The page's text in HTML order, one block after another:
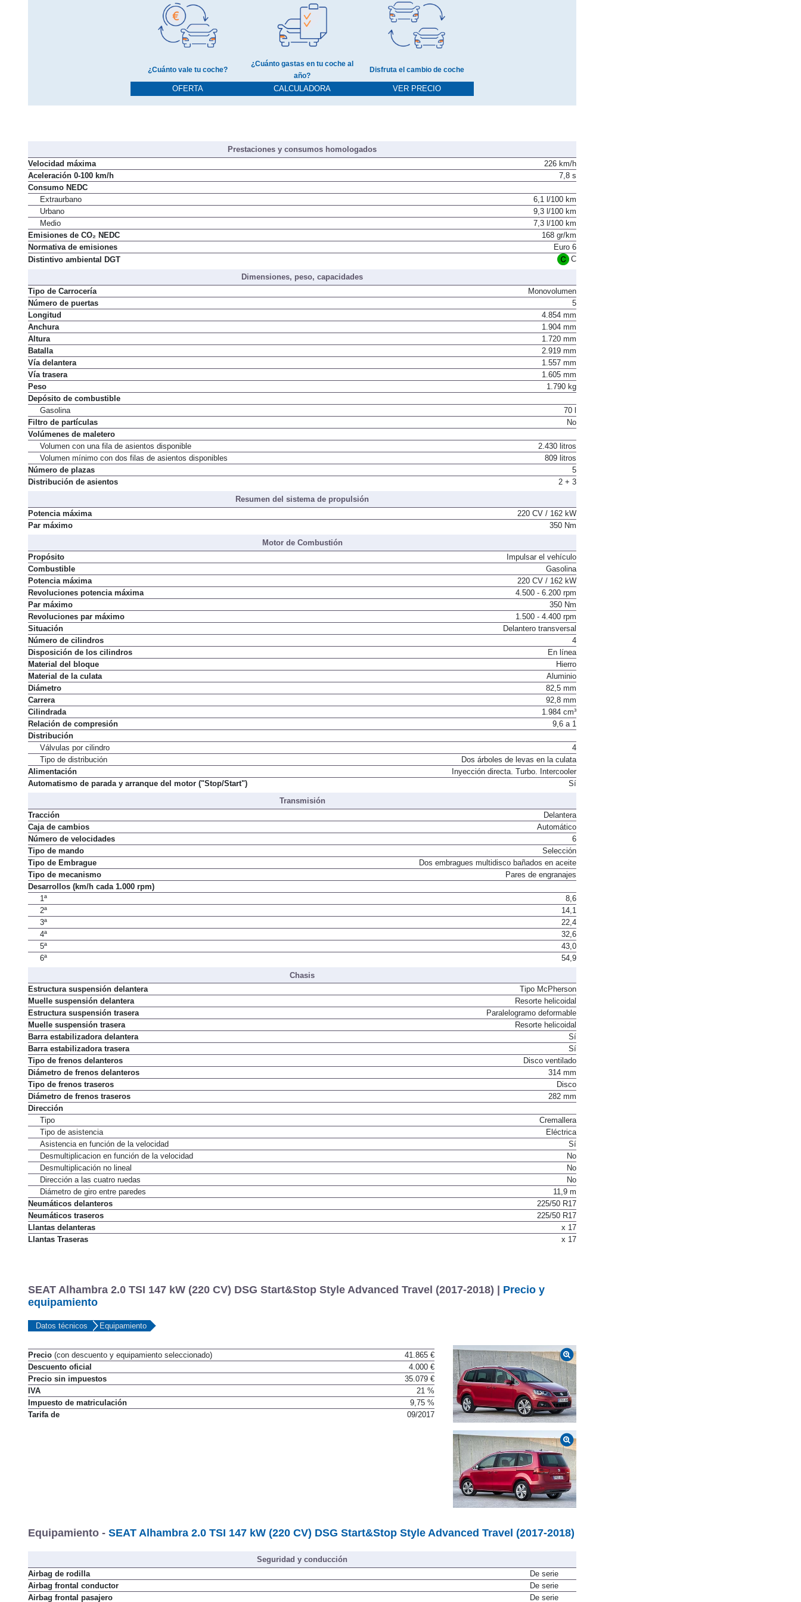
¿Cuánto vale tu coche?
OFERTA
¿Cuánto gastas en tu coche al
año?
CALCULADORA
Disfruta el cambio de coche
VER PRECIO
Prestaciones y consumos homologados
Velocidad máxima
226 km/h
Aceleración 0-100 km/h
7,8 s
Consumo NEDC
Extraurbano
6,1 l/100 km
Urbano
9,3 l/100 km
Medio
7,3 l/100 km
Emisiones de CO₂ NEDC
168 gr/km
Normativa de emisiones
Euro 6
Distintivo ambiental DGT
C
Dimensiones, peso, capacidades
Tipo de Carrocería
Monovolumen
Número de puertas
5
Longitud
4.854 mm
Anchura
1.904 mm
Altura
1.720 mm
Batalla
2.919 mm
Vía delantera
1.557 mm
Vía trasera
1.605 mm
Peso
1.790 kg
Depósito de combustible
Gasolina
70 l
Filtro de partículas
No
Volúmenes de maletero
Volumen con una fila de asientos disponible
2.430 litros
Volumen mínimo con dos filas de asientos disponibles
809 litros
Número de plazas
5
Distribución de asientos
2 + 3
Resumen del sistema de propulsión
Potencia máxima
220 CV / 162 kW
Par máximo
350 Nm
Motor de Combustión
Propósito
Impulsar el vehículo
Combustible
Gasolina
Potencia máxima
220 CV / 162 kW
Revoluciones potencia máxima
4.500 - 6.200 rpm
Par máximo
350 Nm
Revoluciones par máximo
1.500 - 4.400 rpm
Situación
Delantero transversal
Número de cilindros
4
Disposición de los cilindros
En línea
Material del bloque
Hierro
Material de la culata
Aluminio
Diámetro
82,5 mm
Carrera
92,8 mm
Cilindrada
1.984 cm³
Relación de compresión
9,6 a 1
Distribución
Válvulas por cilindro
4
Tipo de distribución
Dos árboles de levas en la culata
Alimentación
Inyección directa. Turbo. Intercooler
Automatismo de parada y arranque del motor ("Stop/Start")
Sí
Transmisión
Tracción
Delantera
Caja de cambios
Automático
Número de velocidades
6
Tipo de mando
Selección
Tipo de Embrague
Dos embragues multidisco bañados en aceite
Tipo de mecanismo
Pares de engranajes
Desarrollos (km/h cada 1.000 rpm)
1ª
8,6
2ª
14,1
3ª
22,4
4ª
32,6
5ª
43,0
6ª
54,9
Chasis
Estructura suspensión delantera
Tipo McPherson
Muelle suspensión delantera
Resorte helicoidal
Estructura suspensión trasera
Paralelogramo deformable
Muelle suspensión trasera
Resorte helicoidal
Barra estabilizadora delantera
Sí
Barra estabilizadora trasera
Sí
Tipo de frenos delanteros
Disco ventilado
Diámetro de frenos delanteros
314 mm
Tipo de frenos traseros
Disco
Diámetro de frenos traseros
282 mm
Dirección
Tipo
Cremallera
Tipo de asistencia
Eléctrica
Asistencia en función de la velocidad
Sí
Desmultiplicacion en función de la velocidad
No
Desmultiplicación no lineal
No
Dirección a las cuatro ruedas
No
Diámetro de giro entre paredes
11,9 m
Neumáticos delanteros
225/50 R17
Neumáticos traseros
225/50 R17
Llantas delanteras
x 17
Llantas Traseras
x 17
SEAT Alhambra 2.0 TSI 147 kW (220 CV) DSG Start&Stop Style Advanced Travel (2017-2018) | Precio y
equipamiento
Datos técnicos Equipamiento
Precio (con descuento y equipamiento seleccionado)
41.865 €
Descuento oficial
4.000 €
Precio sin impuestos
35.079 €
IVA
21 %
Impuesto de matriculación
9,75 %
Tarifa de
09/2017
Equipamiento - SEAT Alhambra 2.0 TSI 147 kW (220 CV) DSG Start&Stop Style Advanced Travel (2017-2018)
Seguridad y conducción
Airbag de rodilla
De serie
Airbag frontal conductor
De serie
Airbag frontal pasajero
De serie